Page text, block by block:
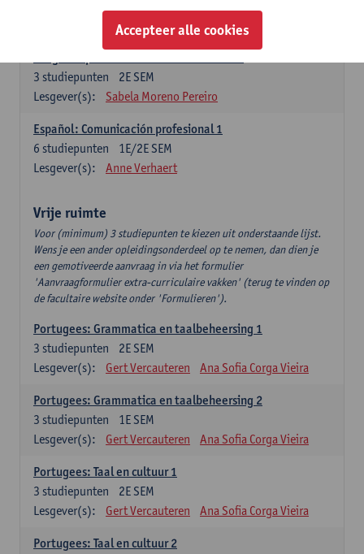
Sabela Moreno Pereiro
2E SEM
3 studiepunten
Lesgever(s):
Sabela Moreno Pereiro
Español: Comunicación profesional 1
1E/2E SEM
6 studiepunten
Lesgever(s):
Anne Verhaert
Vrije ruimte
Voor (minimum) 3 studiepunten te kiezen uit onderstaande lijst.
Wens je een ander opleidingsonderdeel op te nemen, dan dien je
een gemotiveerde aanvraag in via het formulier
'Aanvraagformulier extra-curriculaire vakken' (terug te vinden op
de facultaire website onder 'Formulieren').
Portugees: Grammatica en taalbeheersing 1
2E SEM
3 studiepunten
Lesgever(s):
Gert Vercauteren Ana Sofia Corga Vieira
Portugees: Grammatica en taalbeheersing 2
1E SEM
3 studiepunten
Lesgever(s):
Gert Vercauteren Ana Sofia Corga Vieira
Portugees: Taal en cultuur 1
2E SEM
3 studiepunten
Lesgever(s):
Gert Vercauteren Ana Sofia Corga Vieira
Portugees: Taal en cultuur 2
Accepteer alle cookies